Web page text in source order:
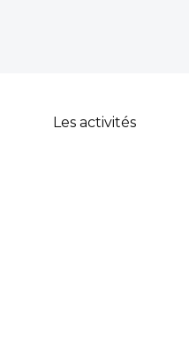
Les activités